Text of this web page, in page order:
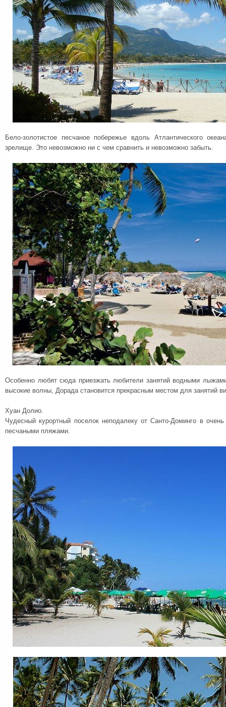
Бело-золотистое песчаное побережье вдоль Атлантического
зрелище. Это невозможно ни с чем сравнить и невозможно забыть.
Особенно любят сюда приезжать любители занятий водными
высокие волны, Дорада становится прекрасным местом для занятий
Хуан Долио.
Чудесный курортный поселок неподалеку от Санто-Доминго в
песчаными пляжами.